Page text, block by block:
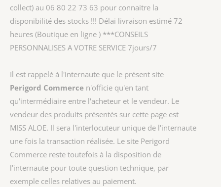
collect) au 06 80 22 73 63 pour connaitre la
disponibilité des stocks !!! Délai livraison estimé 72
heures (Boutique en ligne ) ***CONSEILS
PERSONNALISES A VOTRE SERVICE 7jours/7
Il est rappelé à l'internaute que le présent site
Perigord Commerce n'officie qu'en tant
qu'intermédiaire entre l'acheteur et le vendeur. Le
vendeur des produits présentés sur cette page est
MISS ALOE. Il sera l'interlocuteur unique de l'internaute
une fois la transaction réalisée. Le site Perigord
Commerce reste toutefois à la disposition de
l'internaute pour toute question technique, par
exemple celles relatives au paiement.